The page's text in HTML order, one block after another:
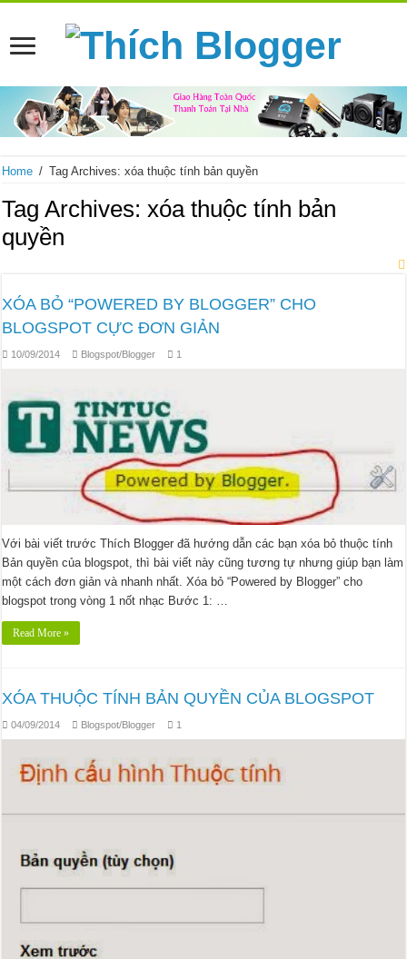
Home / Tag Archives: xóa thuộc tính bản quyền
Tag Archives:xóa thuộc tính bản
quyền
XÓA BỎ “POWERED BY BLOGGER” CHO
BLOGSPOT CỰC ĐƠN GIẢN
10/09/2014 Blogspot/Blogger 1
Với bài viết trước Thích Blogger đã hướng dẫn các bạn xóa bỏ thuộc tính
Bản quyền của blogspot, thì bài viết này cũng tương tự nhưng giúp bạn làm
một cách đơn giản và nhanh nhất. Xóa bỏ “Powered by Blogger” cho
blogspot trong vòng 1 nốt nhạc Bước 1: …
Read More »
XÓA THUỘC TÍNH BẢN QUYỀN CỦA BLOGSPOT
04/09/2014 Blogspot/Blogger 1